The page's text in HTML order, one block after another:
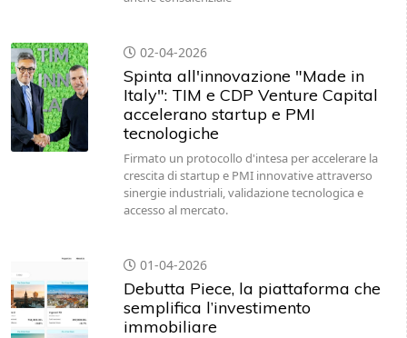
02-04-2026
Spinta all'innovazione "Made in
Italy": TIM e CDP Venture Capital
accelerano startup e PMI
tecnologiche
Firmato un protocollo d'intesa per accelerare la
crescita di startup e PMI innovative attraverso
sinergie industriali, validazione tecnologica e
accesso al mercato.
01-04-2026
Debutta Piece, la piattaforma che
semplifica l’investimento
immobiliare